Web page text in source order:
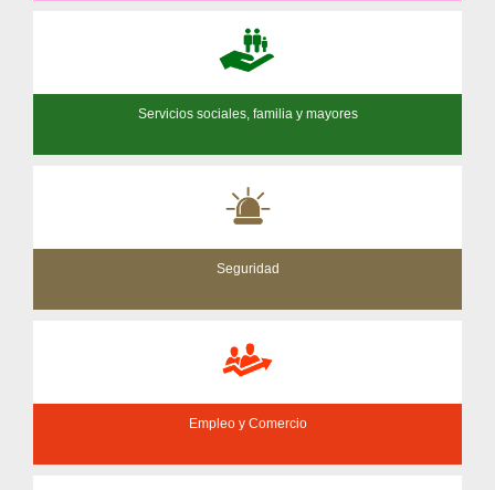
Servicios sociales, familia y mayores
Seguridad
Empleo y Comercio